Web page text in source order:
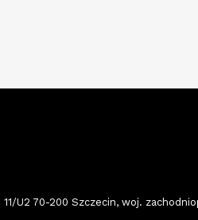
11/U2 70-200 Szczecin, woj.